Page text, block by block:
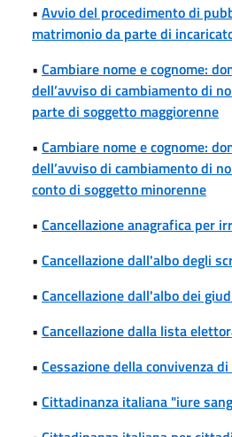
• Avvio del procedimento di
matrimonio da parte di
• Cambiare nome e cognome:
dell’avviso di cambiamento di
parte di soggetto maggiorenne
• Cambiare nome e cognome:
dell’avviso di cambiamento di
conto di soggetto minorenne
• Cancellazione anagrafica per
• Cancellazione dall'albo degli
• Cancellazione dall'albo dei
• Cancellazione dalla lista
• Cessazione della convivenza
• Cittadinanza italiana "iure